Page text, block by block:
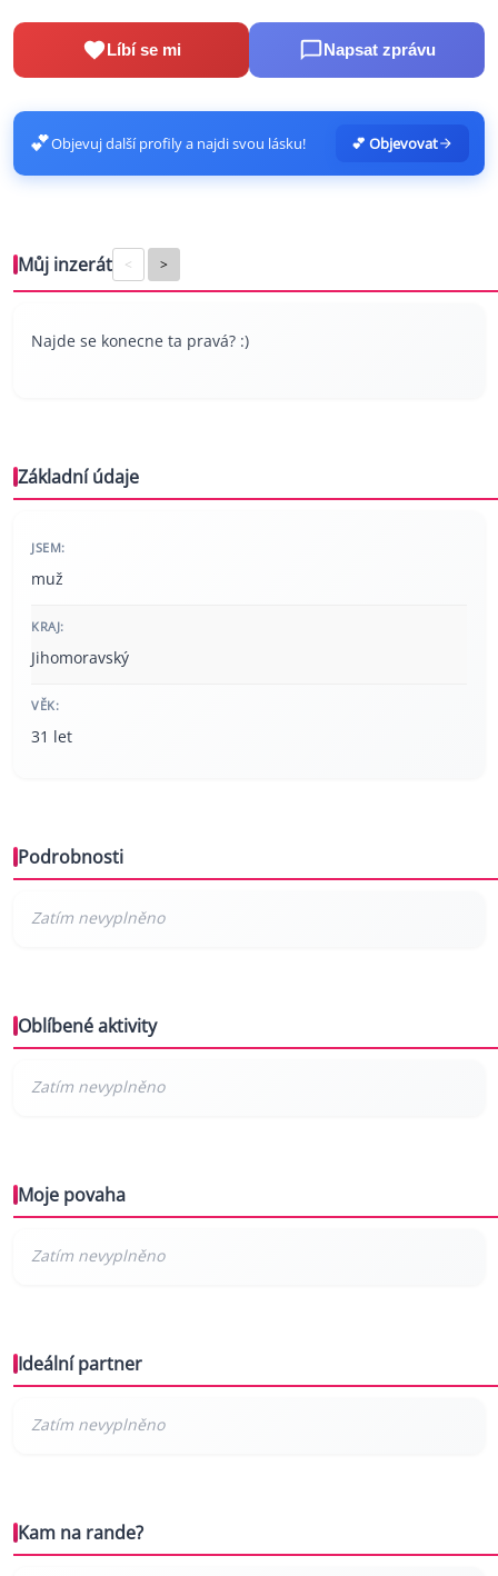
Líbí se mi Napsat zprávu
💕Objevuj další profily a najdi svou lásku! 💕 Objevovat
Můj inzerát < >
Najde se konecne ta pravá? :)
Základní údaje
JSEM:
muž
KRAJ:
Jihomoravský
VĚK:
31 let
Podrobnosti
Oblíbené aktivity
Moje povaha
Ideální partner
Kam na rande?